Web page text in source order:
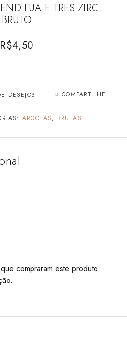
LUA E TRES ZIRC
BRUTO
R$4,50
DESEJOS COMPARTILHE
ARGOLAS, BRUTAS
compraram este produto